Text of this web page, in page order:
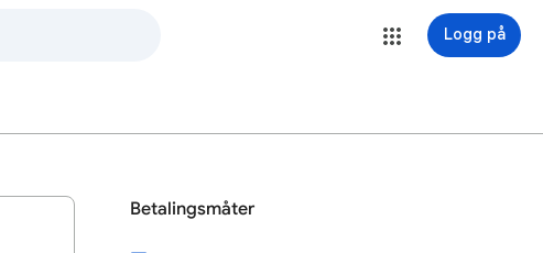
Logg på
Betalingsmåter